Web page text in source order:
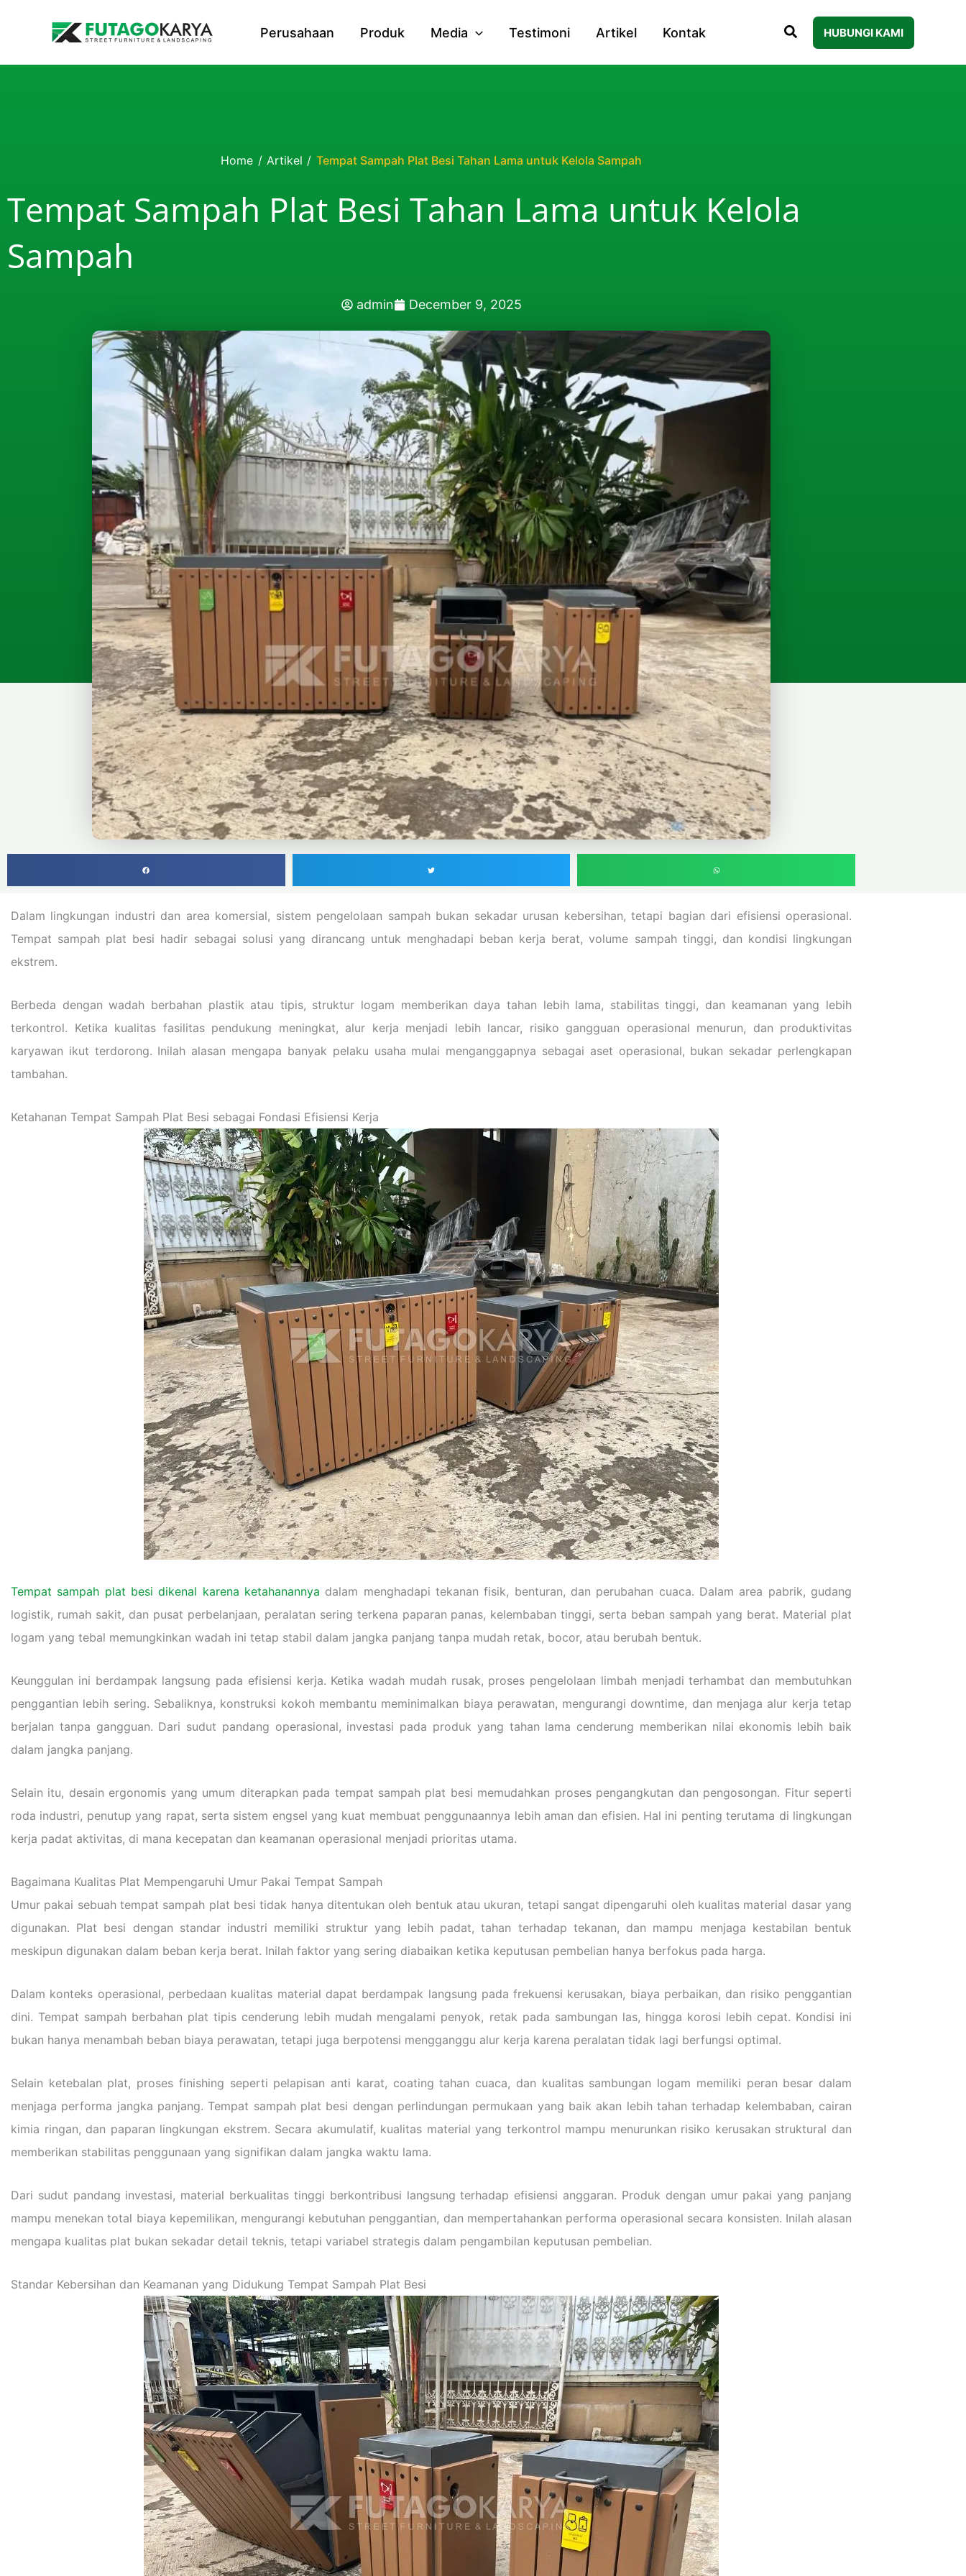
Perusahaan Produk Media Testimoni Artikel Kontak HUBUNGI KAMI
Home / Artikel / Tempat Sampah Plat Besi Tahan Lama untuk Kelola Sampah
Tempat Sampah Plat Besi Tahan Lama untuk Kelola
Sampah
admin December 9, 2025
Dalam lingkungan industri dan area komersial, sistem pengelolaan sampah bukan sekadar urusan kebersihan, tetapi bagian dari efisiensi operasional.
Tempat sampah plat besi hadir sebagai solusi yang dirancang untuk menghadapi beban kerja berat, volume sampah tinggi, dan kondisi lingkungan
ekstrem.
Berbeda dengan wadah berbahan plastik atau tipis, struktur logam memberikan daya tahan lebih lama, stabilitas tinggi, dan keamanan yang lebih
terkontrol. Ketika kualitas fasilitas pendukung meningkat, alur kerja menjadi lebih lancar, risiko gangguan operasional menurun, dan produktivitas
karyawan ikut terdorong. Inilah alasan mengapa banyak pelaku usaha mulai menganggapnya sebagai aset operasional, bukan sekadar perlengkapan
tambahan.
Ketahanan Tempat Sampah Plat Besi sebagai Fondasi Efisiensi Kerja
Tempat sampah plat besi dikenal karena ketahanannya dalam menghadapi tekanan fisik, benturan, dan perubahan cuaca. Dalam area pabrik, gudang
logistik, rumah sakit, dan pusat perbelanjaan, peralatan sering terkena paparan panas, kelembaban tinggi, serta beban sampah yang berat. Material plat
logam yang tebal memungkinkan wadah ini tetap stabil dalam jangka panjang tanpa mudah retak, bocor, atau berubah bentuk.
Keunggulan ini berdampak langsung pada efisiensi kerja. Ketika wadah mudah rusak, proses pengelolaan limbah menjadi terhambat dan membutuhkan
penggantian lebih sering. Sebaliknya, konstruksi kokoh membantu meminimalkan biaya perawatan, mengurangi downtime, dan menjaga alur kerja tetap
berjalan tanpa gangguan. Dari sudut pandang operasional, investasi pada produk yang tahan lama cenderung memberikan nilai ekonomis lebih baik
dalam jangka panjang.
Selain itu, desain ergonomis yang umum diterapkan pada tempat sampah plat besi memudahkan proses pengangkutan dan pengosongan. Fitur seperti
roda industri, penutup yang rapat, serta sistem engsel yang kuat membuat penggunaannya lebih aman dan efisien. Hal ini penting terutama di lingkungan
kerja padat aktivitas, di mana kecepatan dan keamanan operasional menjadi prioritas utama.
Bagaimana Kualitas Plat Mempengaruhi Umur Pakai Tempat Sampah
Umur pakai sebuah tempat sampah plat besi tidak hanya ditentukan oleh bentuk atau ukuran, tetapi sangat dipengaruhi oleh kualitas material dasar yang
digunakan. Plat besi dengan standar industri memiliki struktur yang lebih padat, tahan terhadap tekanan, dan mampu menjaga kestabilan bentuk
meskipun digunakan dalam beban kerja berat. Inilah faktor yang sering diabaikan ketika keputusan pembelian hanya berfokus pada harga.
Dalam konteks operasional, perbedaan kualitas material dapat berdampak langsung pada frekuensi kerusakan, biaya perbaikan, dan risiko penggantian
dini. Tempat sampah berbahan plat tipis cenderung lebih mudah mengalami penyok, retak pada sambungan las, hingga korosi lebih cepat. Kondisi ini
bukan hanya menambah beban biaya perawatan, tetapi juga berpotensi mengganggu alur kerja karena peralatan tidak lagi berfungsi optimal.
Selain ketebalan plat, proses finishing seperti pelapisan anti karat, coating tahan cuaca, dan kualitas sambungan logam memiliki peran besar dalam
menjaga performa jangka panjang. Tempat sampah plat besi dengan perlindungan permukaan yang baik akan lebih tahan terhadap kelembaban, cairan
kimia ringan, dan paparan lingkungan ekstrem. Secara akumulatif, kualitas material yang terkontrol mampu menurunkan risiko kerusakan struktural dan
memberikan stabilitas penggunaan yang signifikan dalam jangka waktu lama.
Dari sudut pandang investasi, material berkualitas tinggi berkontribusi langsung terhadap efisiensi anggaran. Produk dengan umur pakai yang panjang
mampu menekan total biaya kepemilikan, mengurangi kebutuhan penggantian, dan mempertahankan performa operasional secara konsisten. Inilah alasan
mengapa kualitas plat bukan sekadar detail teknis, tetapi variabel strategis dalam pengambilan keputusan pembelian.
Standar Kebersihan dan Keamanan yang Didukung Tempat Sampah Plat Besi